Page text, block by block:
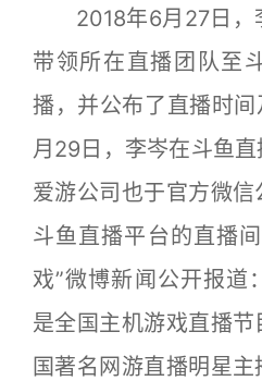
2018年6月27日，
带领所在直播团队至
播，并公布了直播时
月29日，李岑在斗鱼
爱游公司也于官方微
斗鱼直播平台的直播
戏”微博新闻公开报道
是全国主机游戏直播
国著名网游直播明星